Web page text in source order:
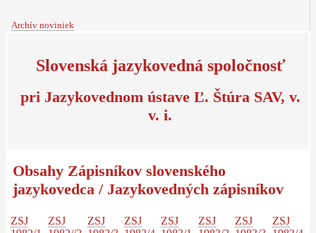
Archív noviniek
Slovenská jazykovedná spoločnosť
pri Jazykovednom ústave Ľ. Štúra SAV, v.
v. i.
Obsahy Zápisníkov slovenského
jazykovedca / Jazykovedných zápisníkov
ZSJ
ZSJ
ZSJ
ZSJ
ZSJ
ZSJ
ZSJ
ZSJ